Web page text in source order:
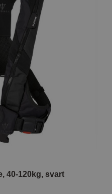
40-120kg, svart